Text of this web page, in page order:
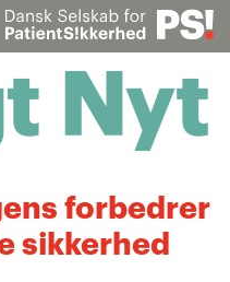
forbedrer
sikkerhed